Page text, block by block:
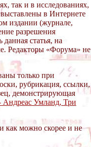
так и в исследованиях,
в Интернете
издании (журнале,
разрешения
статья, на
Редакторы «Форума» не
только при
рубрикация, ссылки,
демонстрирующая
Умланд, Три
как можно скорее и не